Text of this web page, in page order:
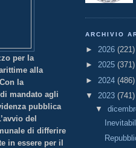
per la
alla
la
mandato agli
pubblica
del
di differire
in essere per il
ARCHIVIO
► 2026 (221)
► 2025 (371)
► 2024 (486)
▼ 2023 (741)
▼